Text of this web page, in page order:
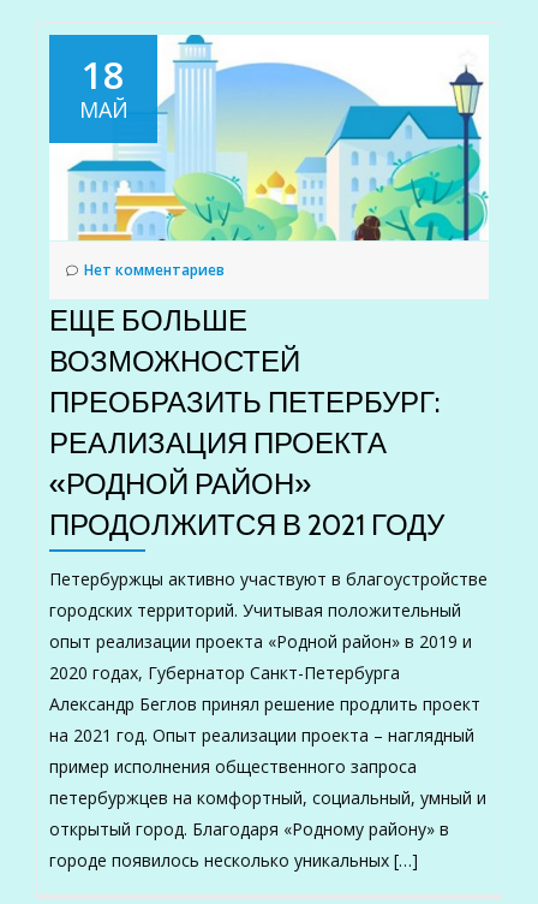
18
МАЙ
Нет комментариев
ЕЩЕ БОЛЬШЕ
ВОЗМОЖНОСТЕЙ
ПРЕОБРАЗИТЬ ПЕТЕРБУРГ:
РЕАЛИЗАЦИЯ ПРОЕКТА
«РОДНОЙ РАЙОН»
ПРОДОЛЖИТСЯ В 2021 ГОДУ
Петербуржцы активно участвуют в благоустройстве
городских территорий. Учитывая положительный
опыт реализации проекта «Родной район» в 2019 и
2020 годах, Губернатор Санкт-Петербурга
Александр Беглов принял решение продлить проект
на 2021 год. Опыт реализации проекта – наглядный
пример исполнения общественного запроса
петербуржцев на комфортный, социальный, умный и
открытый город. Благодаря «Родному району» в
городе появилось несколько уникальных […]